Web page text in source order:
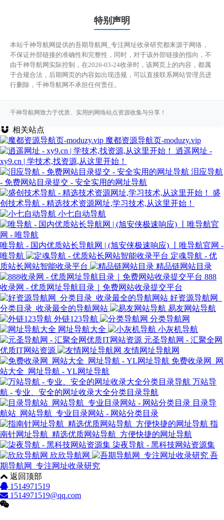
特别声明
本站千神导航网提供的吾期导航网_专注网址收录研究都来源于网络，
不保证外部链接的准确性和完整性，同时，对于该外部链接的指向，不
由千神导航网实际控制，在2026-03-24收录时，该网页上的内容，都属
于合规合法，后期网页的内容如出现违规，可以直接联系网站管理员进
行删除，千神导航网不承担任何责任。
千神导航网致力于优质、实用的网络站点资源收集与分享！
相关站点
魔都资源导航页-moduzy.vip
逍遥网址 -
xy9.cn | 学技术,找资源,从这里开始！
泪应导航
- 免费网站目录提交 - 安全实用的网址导航
盛
创技术导航 - 精选技术资源网址,学习技术,从这里开始！
小七自动导航
唯导航 - 国内优质站长导航网 | (旭安侠极速响应) 丨唯导航官网 -
唯导航
定魂导航 - 优
质站长网站智能收录平台
精品链网站目录
888
收录网 - 优质网址导航目录｜免费网站收录提交平台
好资源导航网_
分类目录_收录最全的导航网站
易友网站导航
外链123导航
分类导航网
网址导航大全
小灰机导航
元圣导航网 - 汇聚全网
优质IT网站资源
友情网址导航网
免费收录网_网
站大全_网址导航 - YL网址导航
万站导
航 - 专业、安全的网址收录大全分类目录导航
目录导
航站_网站导航_专业目录网站 - 网站分类目录
指
南针网址导航_精选优质网站导航_方便快捷的网址导航
柒夜导航 - 黑科技网站资源集
欣欣导航网
吾
期导航网_专注网址收录研究
返回顶部
1514971519
1514971519@qq.com